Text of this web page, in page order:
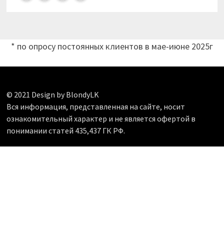
* по опросу постоянных клиентов в мае-июне 2025г
© 2021 Design by BlondyLK
Вся информация, представленная на сайте, носит
ознакомительный характер и не является офертой в
понимании статей 435,437 ГК РФ.